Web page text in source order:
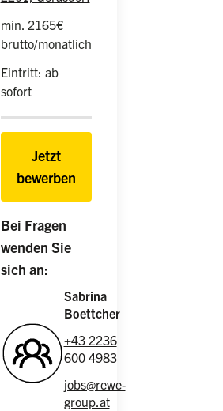
min. 2165€
brutto/monatlich
Eintritt: ab
sofort
Jetzt
bewerben
Bei Fragen
wenden Sie
sich an:
Sabrina
Boettcher
+43 2236
600 4983
jobs@rewe-
group.at